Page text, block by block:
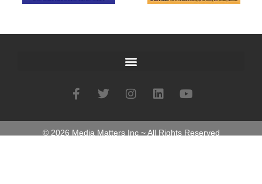
© 2026 Media Matters Inc ~ All Rights Reserved